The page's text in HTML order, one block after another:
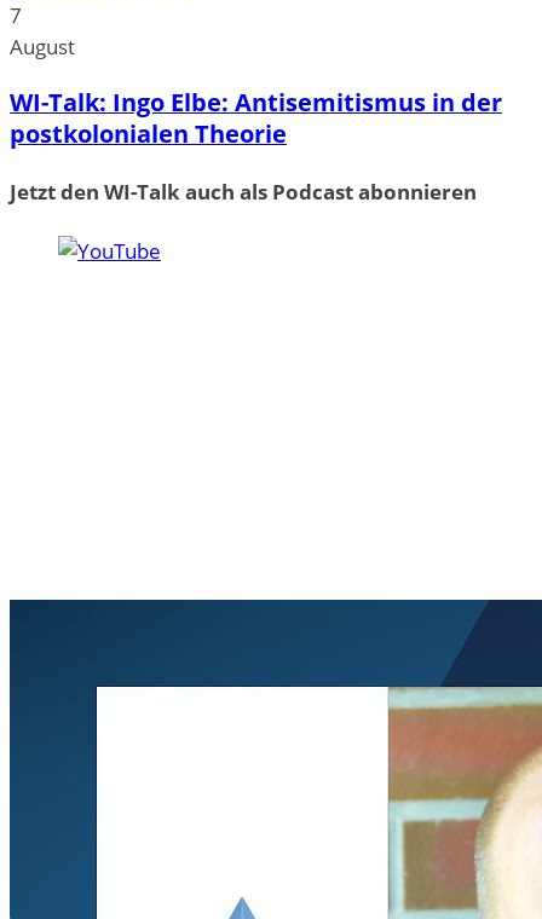
7
August
WI-Talk: Ingo Elbe: Antisemitismus in der
postkolonialen Theorie
Jetzt den WI-Talk auch als Podcast abonnieren